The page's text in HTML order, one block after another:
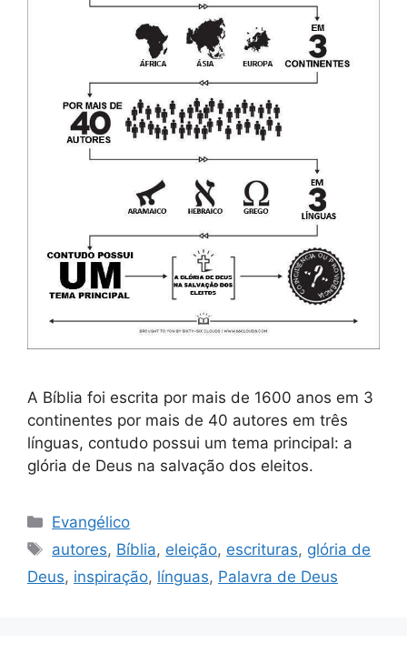
A Bíblia foi escrita por mais de 1600 anos em 3
continentes por mais de 40 autores em três
línguas, contudo possui um tema principal: a
glória de Deus na salvação dos eleitos.
Categorias
Evangélico
Tags
autores, Bíblia, eleição, escrituras, glória de
Deus, inspiração, línguas, Palavra de Deus